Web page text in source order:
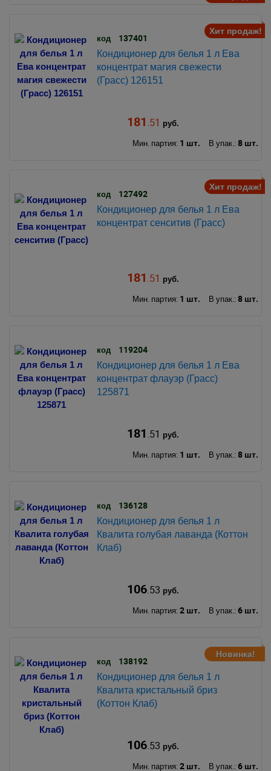
Хит продаж!
код 137401
Кондиционер для белья 1 л Ева
концентрат магия свежести
(Грасс) 126151
181.51 руб.
Мин. партия: 1 шт. В упак.: 8 шт.
Хит продаж!
код 127492
Кондиционер для белья 1 л Ева
концентрат сенситив (Грасс)
181.51 руб.
Мин. партия: 1 шт. В упак.: 8 шт.
код 119204
Кондиционер для белья 1 л Ева
концентрат флауэр (Грасс)
125871
181.51 руб.
Мин. партия: 1 шт. В упак.: 8 шт.
код 136128
Кондиционер для белья 1 л
Квалита голубая лаванда (Коттон
Клаб)
106.53 руб.
Мин. партия: 2 шт. В упак.: 6 шт.
Новинка!
код 138192
Кондиционер для белья 1 л
Квалита кристальный бриз
(Коттон Клаб)
106.53 руб.
Мин. партия: 2 шт. В упак.: 6 шт.